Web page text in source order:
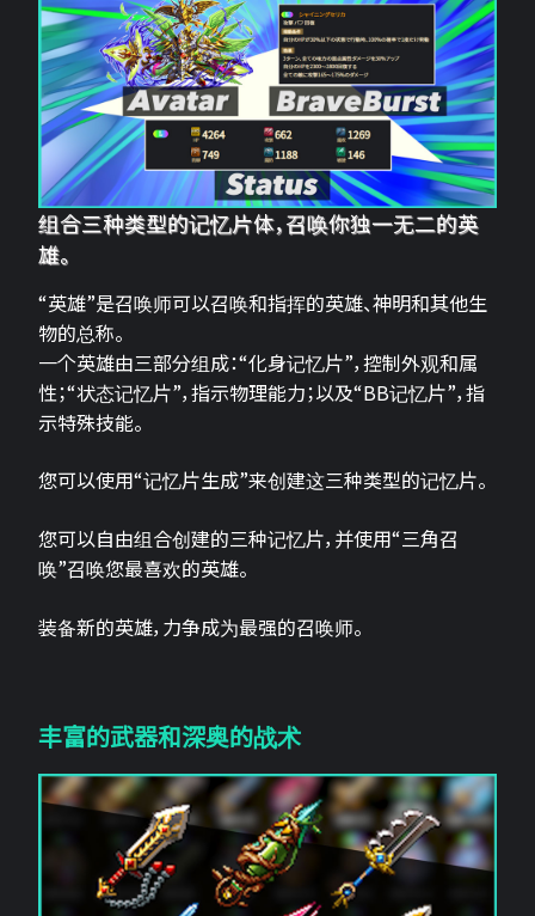
组合三种类型的记忆片体，召唤你独一无二的英
雄。
“英雄”是召唤师可以召唤和指挥的英雄、神明和其他生
物的总称。
一个英雄由三部分组成：“化身记忆片”，控制外观和属
性；“状态记忆片”，指示物理能力；以及“BB记忆片”，指
示特殊技能。
您可以使用“记忆片生成”来创建这三种类型的记忆片。
您可以自由组合创建的三种记忆片，并使用“三角召
唤”召唤您最喜欢的英雄。
装备新的英雄，力争成为最强的召唤师。
丰富的武器和深奥的战术